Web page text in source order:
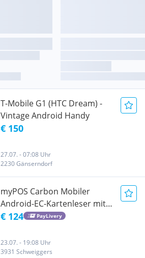
T-Mobile G1 (HTC Dream) -
Vintage Android Handy
€ 150
27.07. - 07:08 Uhr
2230 Gänserndorf
myPOS Carbon Mobiler
Android-EC-Kartenleser mit
Drucker Kartenzahlterminal
€ 124 PayLivery
23.07. - 19:08 Uhr
3931 Schweiggers